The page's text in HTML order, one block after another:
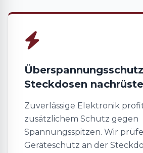
Steckdosen
Zuverlässige Elektronik
zusätzlichem Schutz gegen
Spannungsspitzen. Wir
Geräteschutz an der